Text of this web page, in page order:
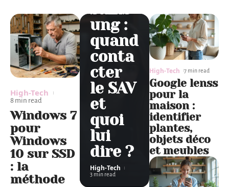
High-Tech
8 min read
Windows 7
pour
Windows
10 sur SSD
: la
méthode
sams
ung :
quand
conta
cter
le SAV
et
quoi
lui
dire ?
High-Tech
3 min read
High-Tech 7 min read
Google lenss
pour la
maison :
identifier
plantes,
objets déco
et meubles